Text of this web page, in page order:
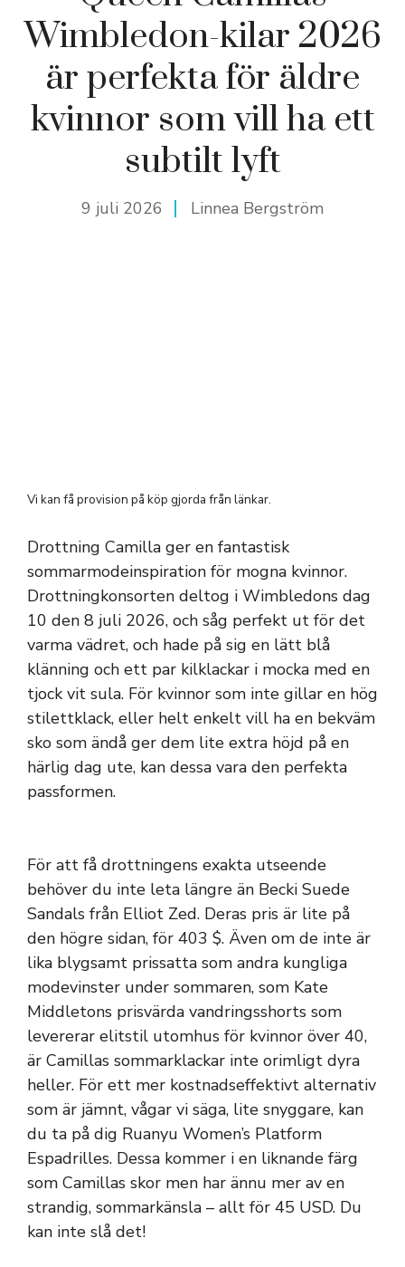
Wimbledon-kilar 2026
är perfekta för äldre
kvinnor som vill ha ett
subtilt lyft
9 juli 2026 Linnea Bergström
Vi kan få provision på köp gjorda från länkar.
Drottning Camilla ger en fantastisk
sommarmodeinspiration för mogna kvinnor.
Drottningkonsorten deltog i Wimbledons dag
10 den 8 juli 2026, och såg perfekt ut för det
varma vädret, och hade på sig en lätt blå
klänning och ett par kilklackar i mocka med en
tjock vit sula. För kvinnor som inte gillar en hög
stilettklack, eller helt enkelt vill ha en bekväm
sko som ändå ger dem lite extra höjd på en
härlig dag ute, kan dessa vara den perfekta
passformen.
För att få drottningens exakta utseende
behöver du inte leta längre än Becki Suede
Sandals från Elliot Zed. Deras pris är lite på
den högre sidan, för 403 $. Även om de inte är
lika blygsamt prissatta som andra kungliga
modevinster under sommaren, som Kate
Middletons prisvärda vandringsshorts som
levererar elitstil utomhus för kvinnor över 40,
är ​​Camillas sommarklackar inte orimligt dyra
heller. För ett mer kostnadseffektivt alternativ
som är jämnt, vågar vi säga, lite snyggare, kan
du ta på dig Ruanyu Women’s Platform
Espadrilles. Dessa kommer i en liknande färg
som Camillas skor men har ännu mer av en
strandig, sommarkänsla – allt för 45 USD. Du
kan inte slå det!